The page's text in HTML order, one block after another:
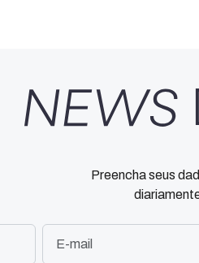
Preencha seus